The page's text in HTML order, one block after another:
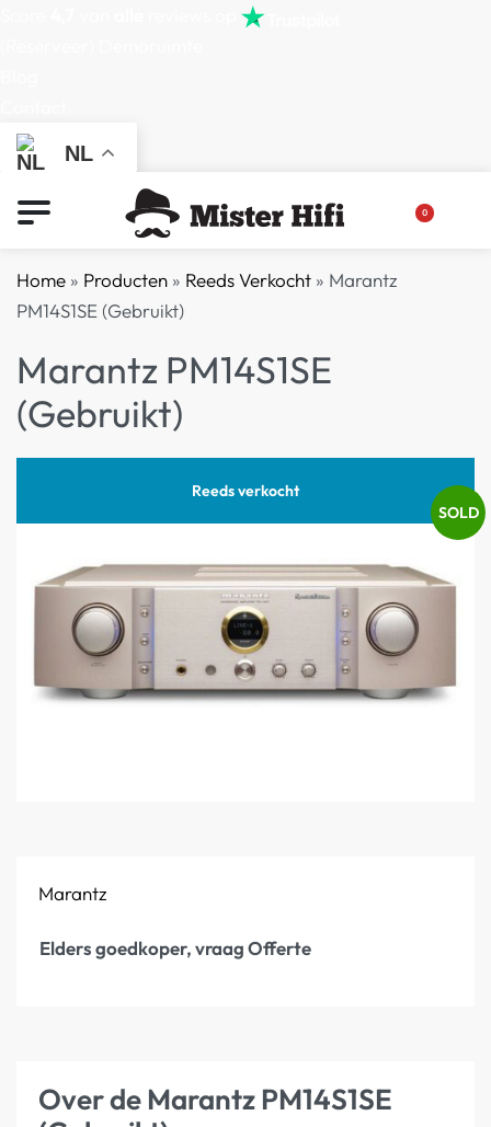
NL
0
Home » Producten » Reeds Verkocht » Marantz
PM14S1SE (Gebruikt)
Marantz PM14S1SE
(Gebruikt)
Reeds verkocht
SOLD
Marantz
Elders goedkoper, vraag Offerte
Over de Marantz PM14S1SE